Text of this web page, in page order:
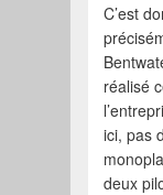
C’est
réalisé
ici, pas
deux